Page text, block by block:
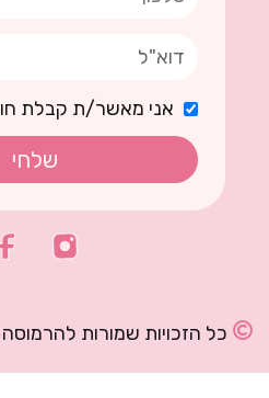
אני מאשר/ת קבלת
שלחי
כל הזכויות שמורות